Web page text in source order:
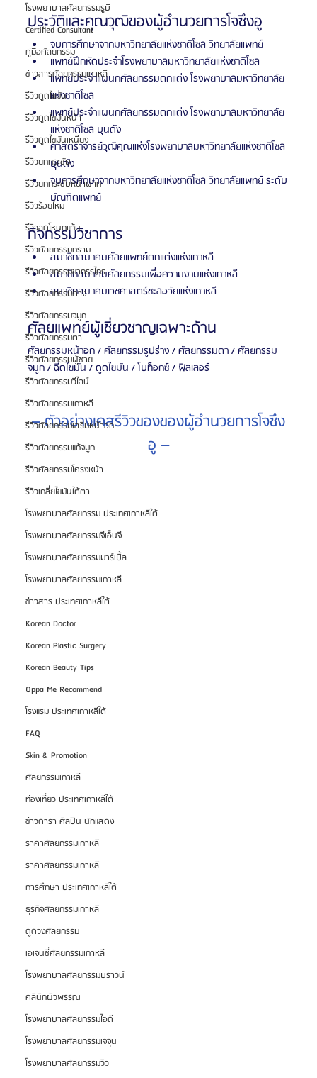
โรงพยาบาลศัลยกรรมรูบี
Certified Consultant
คู่มือศัลยกรรม
ข่าวสารศัลยกรรมเกาหลี
รีวิวดูดไขมัน
รีวิวดูดไขมันหน้า
รีวิวดูดไขมันเหนียง
รีวิวยกกระชับ
รีวิวยกกระชับหน้าผาก
รีวิวร้อยไหม
รีวิวลดโหนกแก้ม
รีวิวศัลยกรรมกราม
รีวิวศัลยกรรมขากรรไกร
รีวิวศัลยกรรมคาง
รีวิวศัลยกรรมจมูก
รีวิวศัลยกรรมตา
รีวิวศัลยกรรมผู้ชาย
รีวิวศัลยกรรมวีไลน์
รีวิวศัลยกรรมเกาหลี
รีวิวศัลยกรรมเสริมหน้าอก
รีวิวศัลยกรรมแก้จมูก
รีวิวศัลยกรรมโครงหน้า
รีวิวเกลี่ยไขมันใต้ตา
โรงพยาบาลศัลยกรรม ประเทศเกาหลีใต้
โรงพยาบาลศัลยกรรมจีเอ็นจี
โรงพยาบาลศัลยกรรมมาร์เบิ้ล
โรงพยาบาลศัลยกรรมเกาหลี
ข่าวสาร ประเทศเกาหลีใต้
Korean Doctor
Korean Plastic Surgery
Korean Beauty Tips
Oppa Me Recommend
โรงแรม ประเทศเกาหลีใต้
FAQ
Skin & Promotion
ศัลยกรรมเกาหลี
ท่องเที่ยว ประเทศเกาหลีใต้
ข่าวดารา ศิลปิน นักแสดง
ราคาศัลยกรรมเกาหลี
ราคาศัลยกรรมเกาหลี
การศึกษา ประเทศเกาหลีใต้
ธุรกิจศัลยกรรมเกาหลี
ดูดวงศัลยกรรม
เอเจนซี่ศัลยกรรมเกาหลี
โรงพยาบาลศัลยกรรมบราวน์
คลินิกผิวพรรณ
โรงพยาบาลศัลยกรรมไอดี
โรงพยาบาลศัลยกรรมเจจุน
โรงพยาบาลศัลยกรรมวิว
ประวัติและคุณวุฒิของผู้อำนวยการโจซึงอู
จบการศึกษาจากมหาวิทยาลัยแห่งชาติโซล วิทยาลัยแพทย์
แพทย์ฝึกหัดประจำโรงพยาบาลมหาวิทยาลัยแห่งชาติโซล
แพทย์ประจำแผนกศัลยกรรมตกแต่ง โรงพยาบาลมหาวิทยาลัย
แห่งชาติโซล
แพทย์ประจำแผนกศัลยกรรมตกแต่ง โรงพยาบาลมหาวิทยาลัย
แห่งชาติโซล บุนดัง
ศาสตราจารย์วุฒิคุณแห่งโรงพยาบาลมหาวิทยาลัยแห่งชาติโซล
บุนดัง
จบการศึกษาจากมหาวิทยาลัยแห่งชาติโซล วิทยาลัยแพทย์ ระดับ
บัณฑิตแพทย์
กิจกรรมวิชาการ
สมาชิกสมาคมศัลยแพทย์ตกแต่งแห่งเกาหลี
สมาชิกสมาคมศัลยกรรมเพื่อความงามแห่งเกาหลี
สมาชิกสมาคมเวชศาสตร์ชะลอวัยแห่งเกาหลี
ศัลยแพทย์ผู้เชี่ยวชาญเฉพาะด้าน
ศัลยกรรมหน้าอก / ศัลยกรรมรูปร่าง / ศัลยกรรมตา / ศัลยกรรม
จมูก / ฉีดไขมัน / ดูดไขมัน / โบท็อกซ์ / ฟิลเลอร์
– ตัวอย่างเคสรีวิวของของผู้อำนวยการโจซึง
อู –